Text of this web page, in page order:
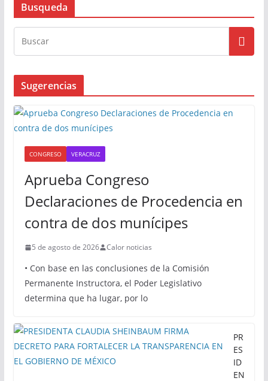
Busqueda
Sugerencias
CONGRESO VERACRUZ
Aprueba Congreso
Declaraciones de Procedencia en
contra de dos munícipes
5 de agosto de 2026 Calor noticias
• Con base en las conclusiones de la Comisión
Permanente Instructora, el Poder Legislativo
determina que ha lugar, por lo
PR
ES
ID
EN